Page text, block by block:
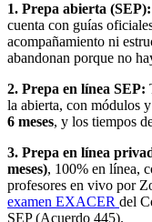
1. Prepa abierta (SEP):
cuenta con guías
acompañamiento ni
abandonan porque no
2. Prepa en línea SEP:
la abierta, con módulos
6 meses, y los tiempos
3. Prepa en línea
meses), 100% en línea,
profesores en vivo por
examen EXACER del
SEP (Acuerdo 445).